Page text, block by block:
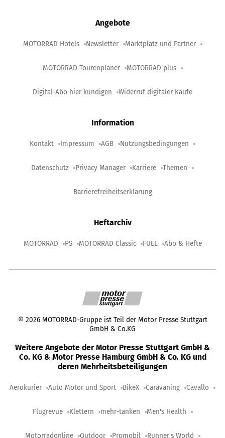
Angebote
MOTORRAD Hotels Newsletter Marktplatz und Partner
MOTORRAD Tourenplaner MOTORRAD plus
Digital-Abo hier kündigen Widerruf digitaler Käufe
Information
Kontakt Impressum AGB Nutzungsbedingungen
Datenschutz Privacy Manager Karriere Themen
Barrierefreiheitserklärung
Heftarchiv
MOTORRAD PS MOTORRAD Classic FUEL Abo & Hefte
© 2026 MOTORRAD-Gruppe ist Teil der Motor Presse Stuttgart
GmbH & Co.KG
Weitere Angebote der Motor Presse Stuttgart GmbH &
Co. KG & Motor Presse Hamburg GmbH & Co. KG und
deren Mehrheitsbeteiligungen
Aerokurier Auto Motor und Sport BikeX Caravaning Cavallo
Flugrevue Klettern mehr-tanken Men's Health
Motorradonline Outdoor Promobil Runner's World